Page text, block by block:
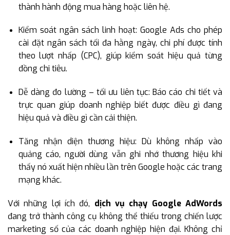
thành hành động mua hàng hoặc liên hệ.
Kiểm soát ngân sách linh hoạt: Google Ads cho phép
cài đặt ngân sách tối đa hằng ngày, chi phí được tính
theo lượt nhấp (CPC), giúp kiểm soát hiệu quả từng
đồng chi tiêu.
Dễ dàng đo lường – tối ưu liên tục: Báo cáo chi tiết và
trực quan giúp doanh nghiệp biết được điều gì đang
hiệu quả và điều gì cần cải thiện.
Tăng nhận diện thương hiệu: Dù không nhấp vào
quảng cáo, người dùng vẫn ghi nhớ thương hiệu khi
thấy nó xuất hiện nhiều lần trên Google hoặc các trang
mạng khác.
Với những lợi ích đó, dịch vụ chạy Google AdWords
đang trở thành công cụ không thể thiếu trong chiến lược
marketing số của các doanh nghiệp hiện đại. Không chỉ